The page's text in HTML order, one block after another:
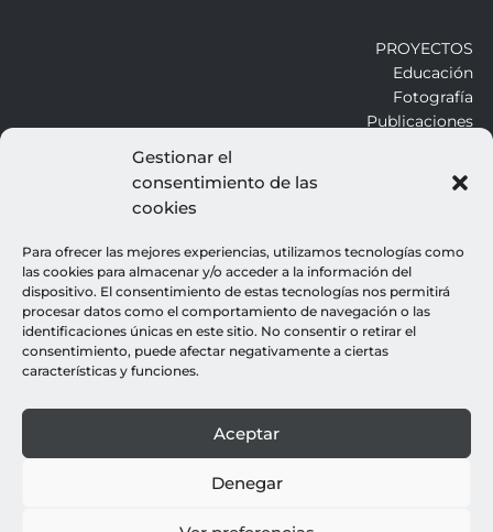
Gestionar el
consentimiento de las
cookies
Para ofrecer las mejores experiencias, utilizamos tecnologías como
las cookies para almacenar y/o acceder a la información del
dispositivo. El consentimiento de estas tecnologías nos permitirá
procesar datos como el comportamiento de navegación o las
identificaciones únicas en este sitio. No consentir o retirar el
consentimiento, puede afectar negativamente a ciertas
características y funciones.
Aceptar
Denegar
PROYECTOS
Educación
Fotografía
Publicaciones
ALROJO
Contacto
LEGALES
© all rights reserved : rocio gutierrez
webdesign : espacio azul